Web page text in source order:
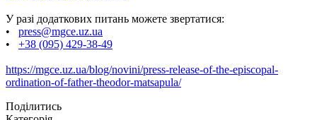
У разі додаткових питань можете звертатися:
• press@mgce.uz.ua
• +38 (095) 429-38-49
https://mgce.uz.ua/blog/novini/press-release-of-the-episcopal-
ordination-of-father-theodor-matsapula/
Поділитись